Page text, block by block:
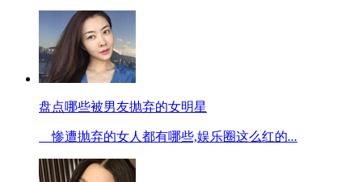
盘点哪些被男友抛弃的女明星
惨遭抛弃的女人都有哪些,娱乐圈这么红的...